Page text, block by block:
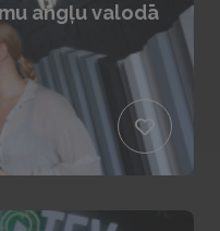
angļu valodā